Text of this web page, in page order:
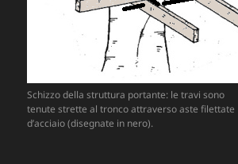
Schizzo della struttura portante: le travi sono
tenute strette al tronco attraverso aste filettate
d’acciaio (disegnate in nero).